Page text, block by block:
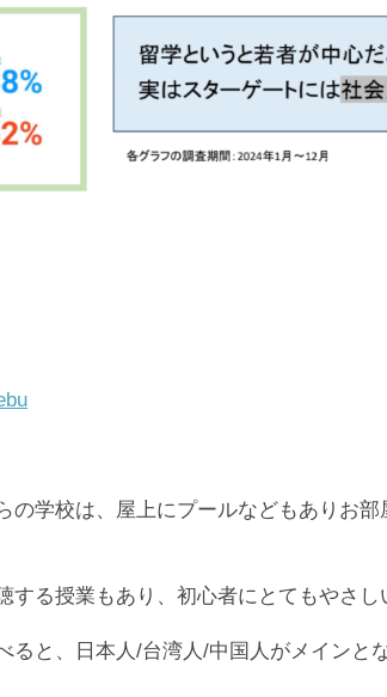
の学校は、屋上にプールなどもありお
する授業もあり、初心者にとてもやさし
ると、日本人/台湾人/中国人がメインと